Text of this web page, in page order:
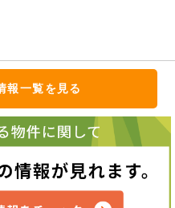
報一覧を見る